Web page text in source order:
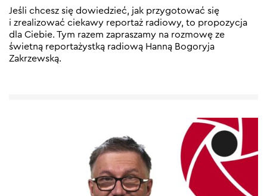
Jeśli chcesz się dowiedzieć, jak przygotować się
i zrealizować ciekawy reportaż radiowy, to propozycja
dla Ciebie. Tym razem zapraszamy na rozmowę ze
świetną reportażystką radiową Hanną Bogoryja
Zakrzewską.